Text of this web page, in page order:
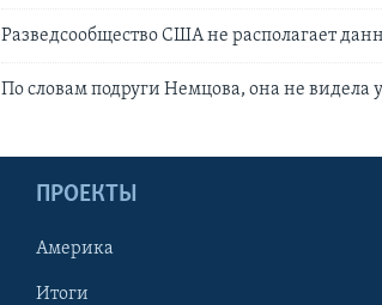
Разведсообщество США не располагает
По словам подруги Немцова, она не видела
ПРОЕКТЫ
Америка
Итоги